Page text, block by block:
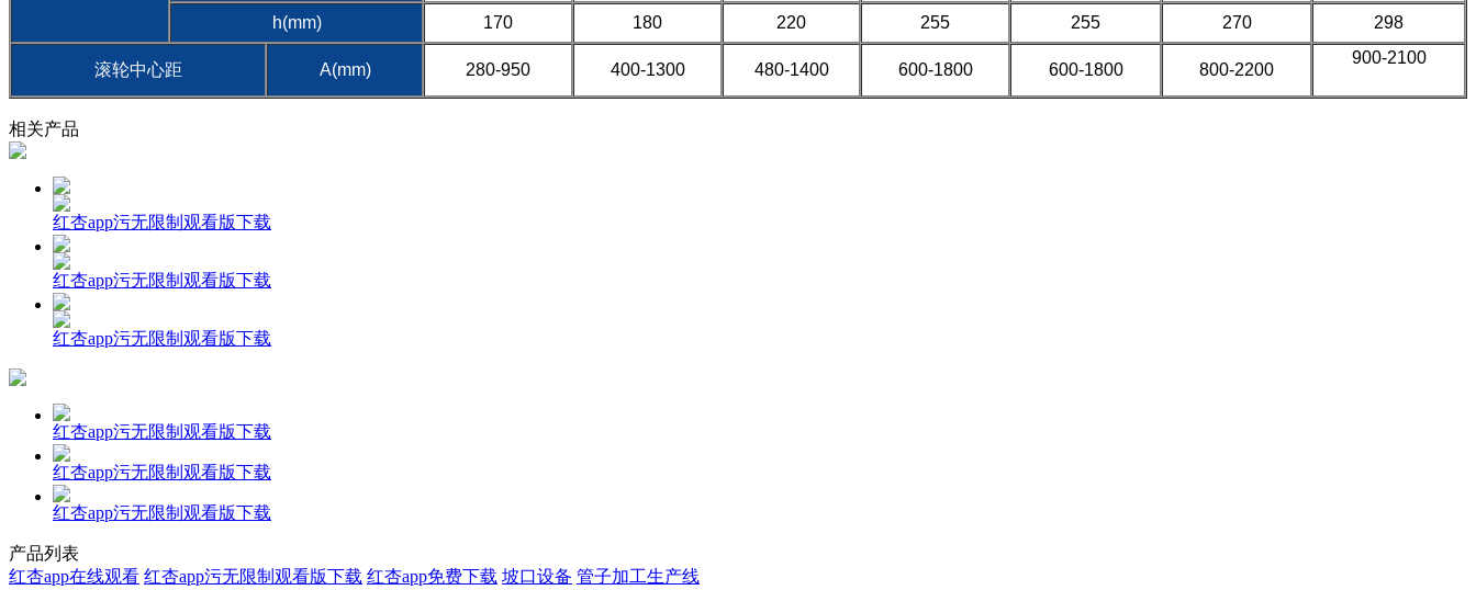
h(mm) 170 180 220 255 255 270 298
滚轮中心距 A(mm) 280-950 400-1300 480-1400 600-1800 600-1800 800-2200
900-2100
相关产品
红杏app污无限制观看版下载
红杏app污无限制观看版下载
红杏app污无限制观看版下载
红杏app污无限制观看版下载
红杏app污无限制观看版下载
红杏app污无限制观看版下载
产品列表
红杏app在线观看 红杏app污无限制观看版下载 红杏app免费下载 坡口设备 管子加工生产线